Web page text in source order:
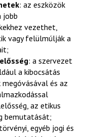
: az eszközök
jobb
vezethet,
vagy felülmúlják a
: a szervezet
a kibocsátás
és az
az etikus
bemutatását;
egyéb jogi és